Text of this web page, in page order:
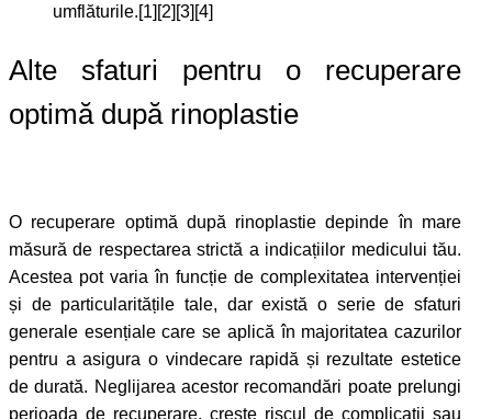
umflăturile.[1][2][3][4]
Alte sfaturi pentru o recuperare
optimă după rinoplastie
O recuperare optimă după rinoplastie depinde în mare
măsură de respectarea strictă a indicațiilor medicului tău.
Acestea pot varia în funcție de complexitatea intervenției
și de particularitățile tale, dar există o serie de sfaturi
generale esențiale care se aplică în majoritatea cazurilor
pentru a asigura o vindecare rapidă și rezultate estetice
de durată. Neglijarea acestor recomandări poate prelungi
perioada de recuperare, crește riscul de complicații sau